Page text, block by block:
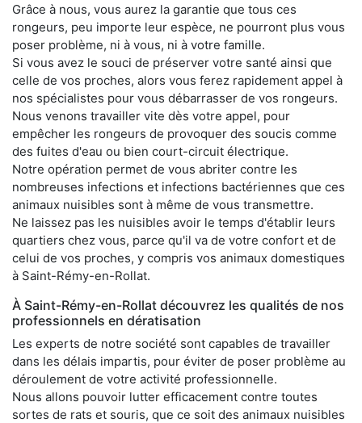
Grâce à nous, vous aurez la garantie que tous ces
rongeurs, peu importe leur espèce, ne pourront plus vous
poser problème, ni à vous, ni à votre famille.
Si vous avez le souci de préserver votre santé ainsi que
celle de vos proches, alors vous ferez rapidement appel à
nos spécialistes pour vous débarrasser de vos rongeurs.
Nous venons travailler vite dès votre appel, pour
empêcher les rongeurs de provoquer des soucis comme
des fuites d'eau ou bien court-circuit électrique.
Notre opération permet de vous abriter contre les
nombreuses infections et infections bactériennes que ces
animaux nuisibles sont à même de vous transmettre.
Ne laissez pas les nuisibles avoir le temps d'établir leurs
quartiers chez vous, parce qu'il va de votre confort et de
celui de vos proches, y compris vos animaux domestiques
à Saint-Rémy-en-Rollat.
À Saint-Rémy-en-Rollat découvrez les qualités de nos
professionnels en dératisation
Les experts de notre société sont capables de travailler
dans les délais impartis, pour éviter de poser problème au
déroulement de votre activité professionnelle.
Nous allons pouvoir lutter efficacement contre toutes
sortes de rats et souris, que ce soit des animaux nuisibles